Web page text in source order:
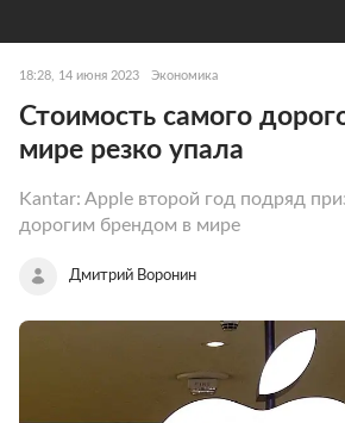
18:28, 14 июня 2023 Экономика
Стоимость самого
мире резко упала
Kantar: Apple второй год подряд
дорогим брендом в мире
Дмитрий Воронин